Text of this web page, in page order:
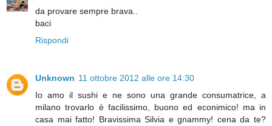
da provare sempre brava..
baci
Rispondi
Unknown 11 ottobre 2012 alle ore 14:30
Io amo il sushi e ne sono una grande consumatrice, a
milano trovarlo è facilissimo, buono ed econimico! ma in
casa mai fatto! Bravissima Silvia e gnammy! cena da te?